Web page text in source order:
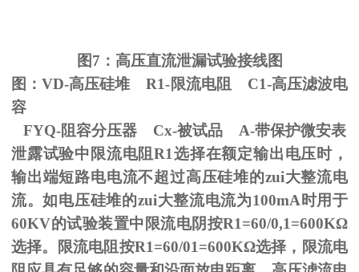
图7 ：高压直流泄漏试验接线图
图：VD-高压硅堆R1-限流电阻 C1-高压滤波电
容
FYQ-阻容分压器 Cx-被试品 A-带保护微安表
泄露试验中限流电阻R1选择在额定输出电压时，
输出端短路电电流不超过高压硅堆的zui大整流电
流。如电压硅堆的zui大整流电流为100mA 时用于
60KV的试验装置中限流电阴按R1=60/0,1=600KΩ
选择。限流电阻按R1=60/01=600KΩ选择，限流电